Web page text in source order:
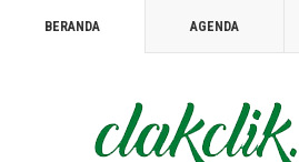
BERANDA AGENDA